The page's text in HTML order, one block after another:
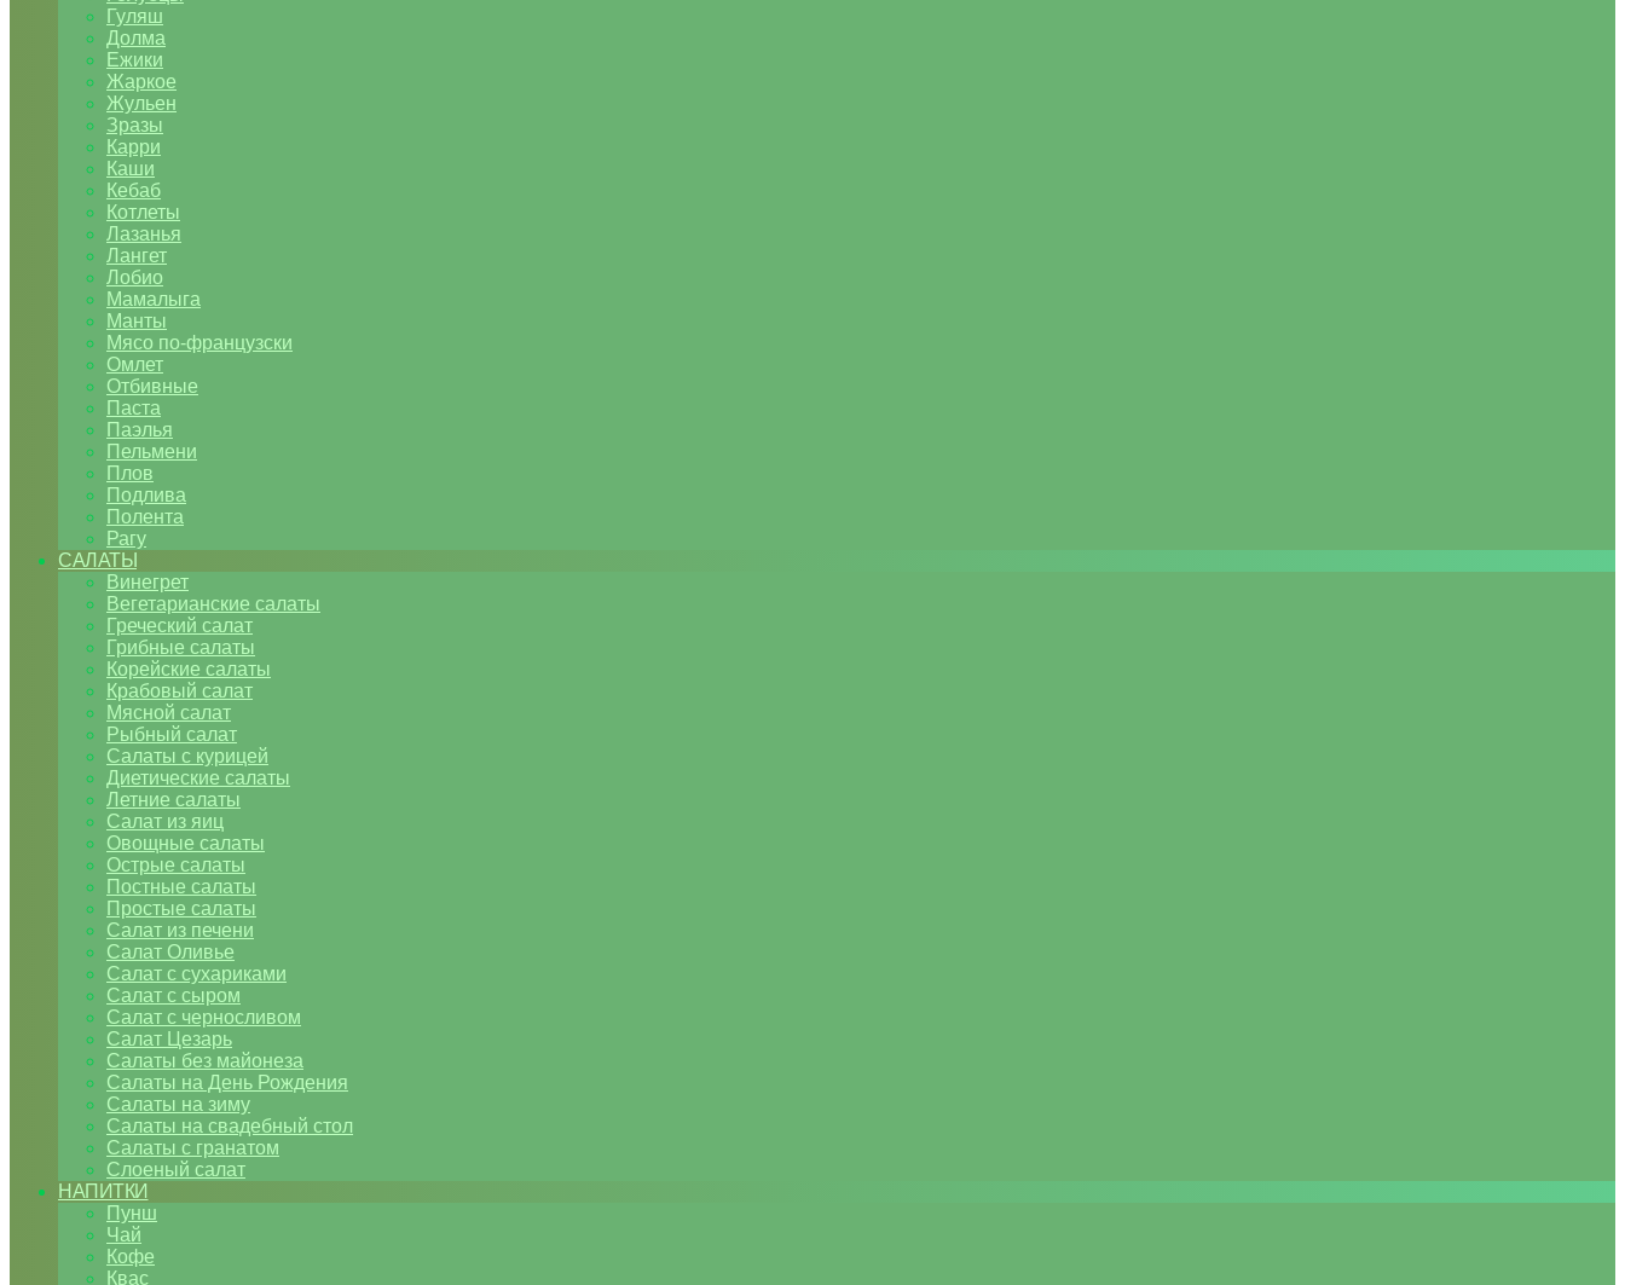
Гуляш
Долма
Ежики
Жаркое
Жульен
Зразы
Карри
Каши
Кебаб
Котлеты
Лазанья
Лангет
Лобио
Мамалыга
Манты
Мясо по-французски
Омлет
Отбивные
Паста
Паэлья
Пельмени
Плов
Подлива
Полента
Рагу
САЛАТЫ
Винегрет
Вегетарианские салаты
Греческий салат
Грибные салаты
Корейские салаты
Крабовый салат
Мясной салат
Рыбный салат
Салаты с курицей
Диетические салаты
Летние салаты
Салат из яиц
Овощные салаты
Острые салаты
Постные салаты
Простые салаты
Салат из печени
Салат Оливье
Салат с сухариками
Салат с сыром
Салат с черносливом
Салат Цезарь
Салаты без майонеза
Салаты на День Рождения
Салаты на зиму
Салаты на свадебный стол
Салаты с гранатом
Слоеный салат
НАПИТКИ
Пунш
Чай
Кофе
Квас